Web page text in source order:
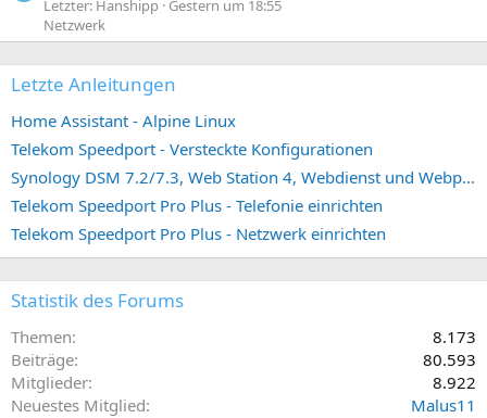
Letzter: Hanshipp Gestern um 18:55
Netzwerk
Letzte Anleitungen
Home Assistant - Alpine Linux
Telekom Speedport - Versteckte Konfigurationen
Synology DSM 7.2/7.3, Web Station 4, Webdienst und Webportal erstellen (ehemals vHost)
Telekom Speedport Pro Plus - Telefonie einrichten
Telekom Speedport Pro Plus - Netzwerk einrichten
Statistik des Forums
Themen
8.173
Beiträge
80.593
Mitglieder
8.922
Neuestes Mitglied
Malus11